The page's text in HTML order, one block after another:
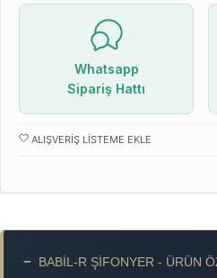
Whatsapp
Sipariş Hattı
ALIŞVERIŞ LISTEME EKLE
− BABIL-R ŞIFONYER - ÜRÜN